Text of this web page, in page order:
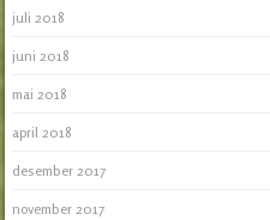
juli 2018
juni 2018
mai 2018
april 2018
desember 2017
november 2017